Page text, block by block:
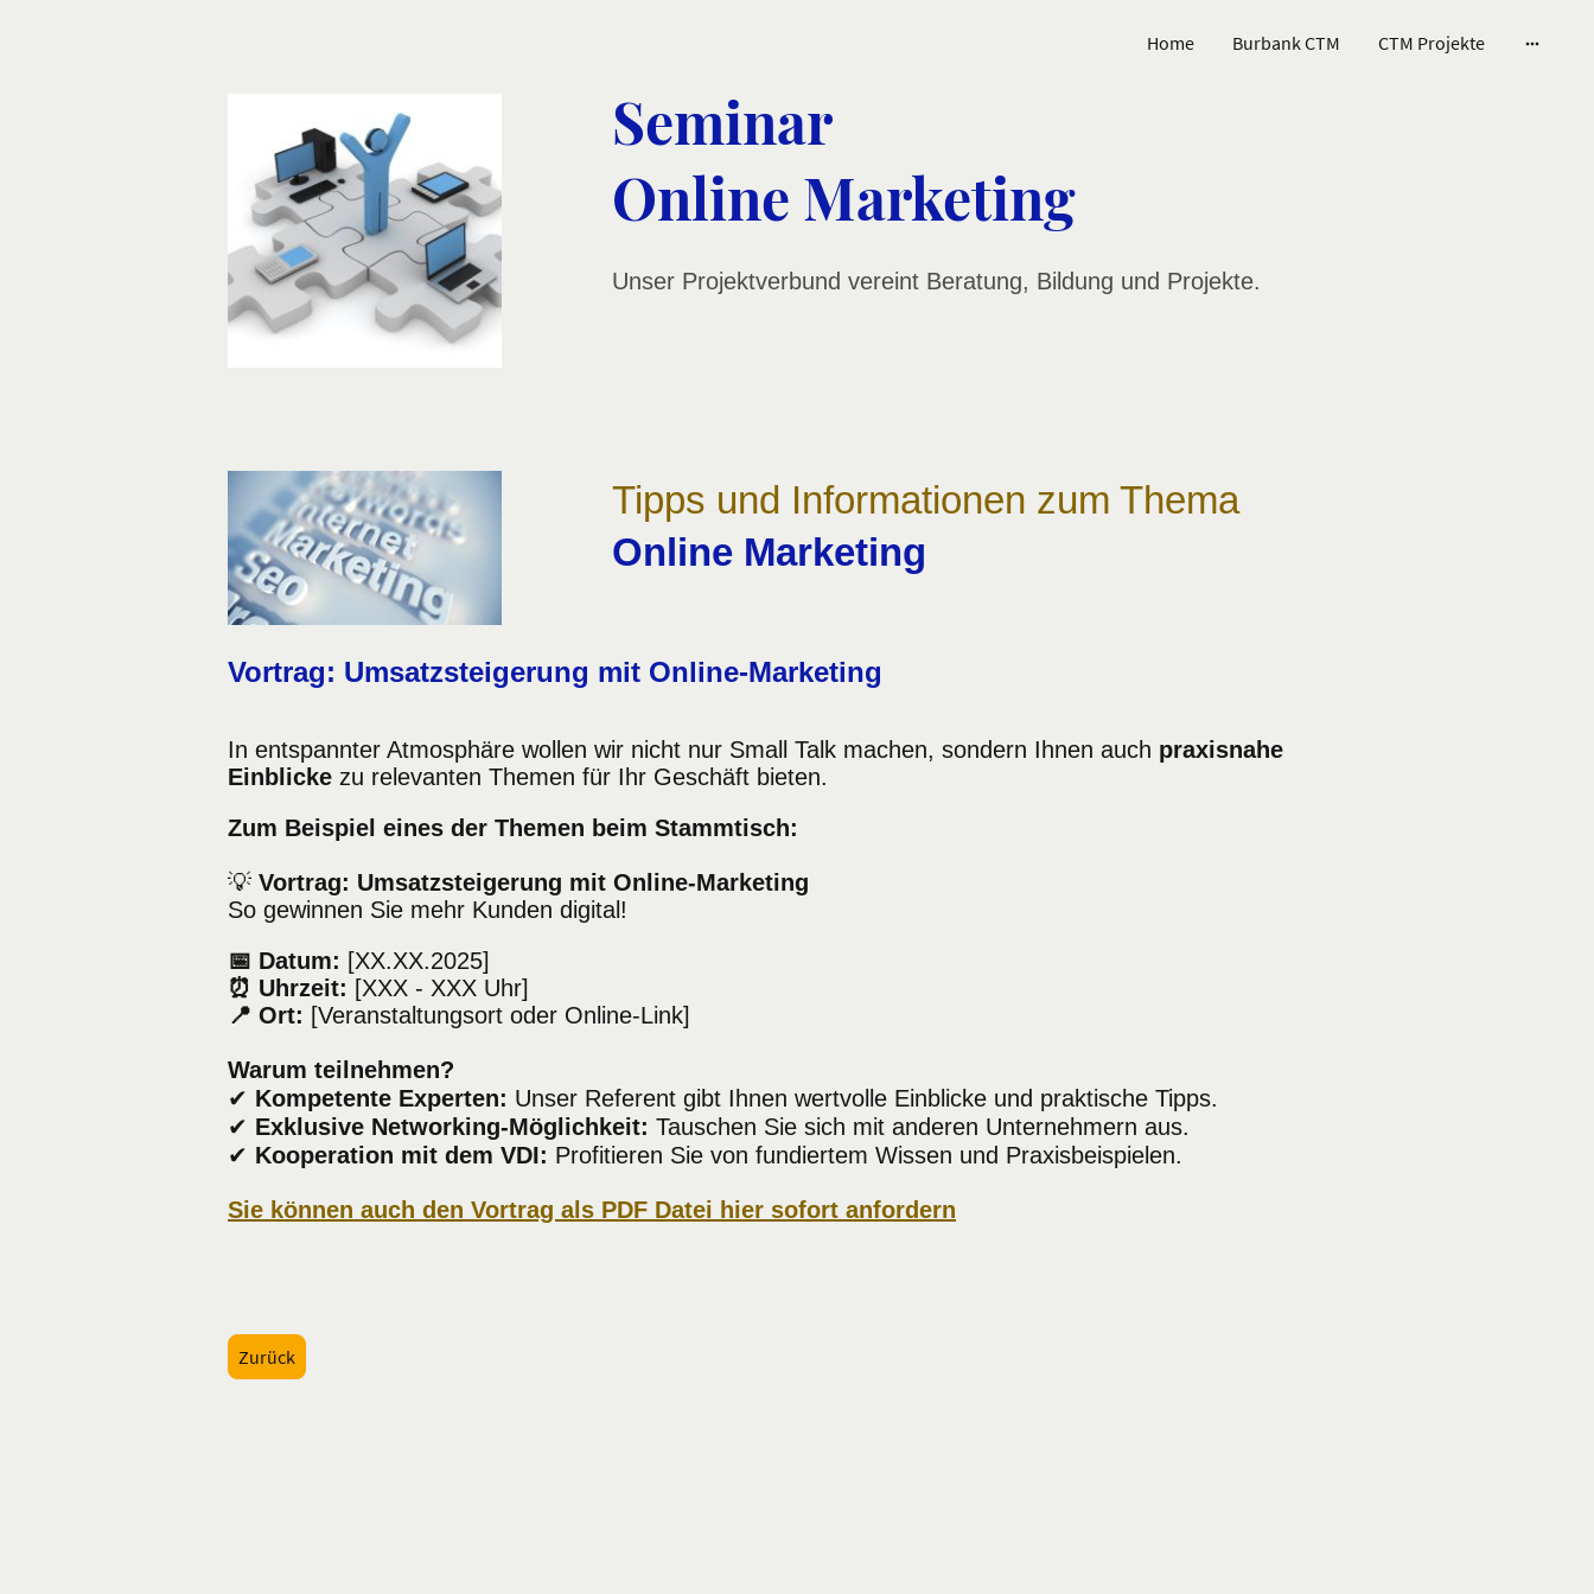
Home Burbank CTM CTM Projekte
Seminar
Online Marketing
Unser Projektverbund vereint Beratung, Bildung und Projekte.
Tipps und Informationen zum Thema
Online Marketing
Vortrag: Umsatzsteigerung mit Online-Marketing
In entspannter Atmosphäre wollen wir nicht nur Small Talk machen, sondern Ihnen auch praxisnahe
Einblicke zu relevanten Themen für Ihr Geschäft bieten.
Zum Beispiel eines der Themen beim Stammtisch:
💡 Vortrag: Umsatzsteigerung mit Online-Marketing
So gewinnen Sie mehr Kunden digital!
📅 Datum: [XX.XX.2025]
⏰ Uhrzeit: [XXX - XXX Uhr]
📍 Ort: [Veranstaltungsort oder Online-Link]
Warum teilnehmen?
✔ Kompetente Experten: Unser Referent gibt Ihnen wertvolle Einblicke und praktische Tipps.
✔ Exklusive Networking-Möglichkeit: Tauschen Sie sich mit anderen Unternehmern aus.
✔ Kooperation mit dem VDI: Profitieren Sie von fundiertem Wissen und Praxisbeispielen.
Sie können auch den Vortrag als PDF Datei hier sofort anfordern
Zurück